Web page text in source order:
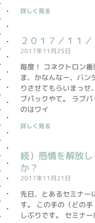
詳しく見る
２０１７／１１
2017年11月25日
毎度！ コネクトロン
ま、かなんなー、バン
りさせてもらいまっせ
ブパックやて。 ラブ
のはワイ
詳しく見る
続）感情を解放
か？
2017年11月21日
先日、とあるセミナ
す。 この手の（どの
しぶりです。 セミナ